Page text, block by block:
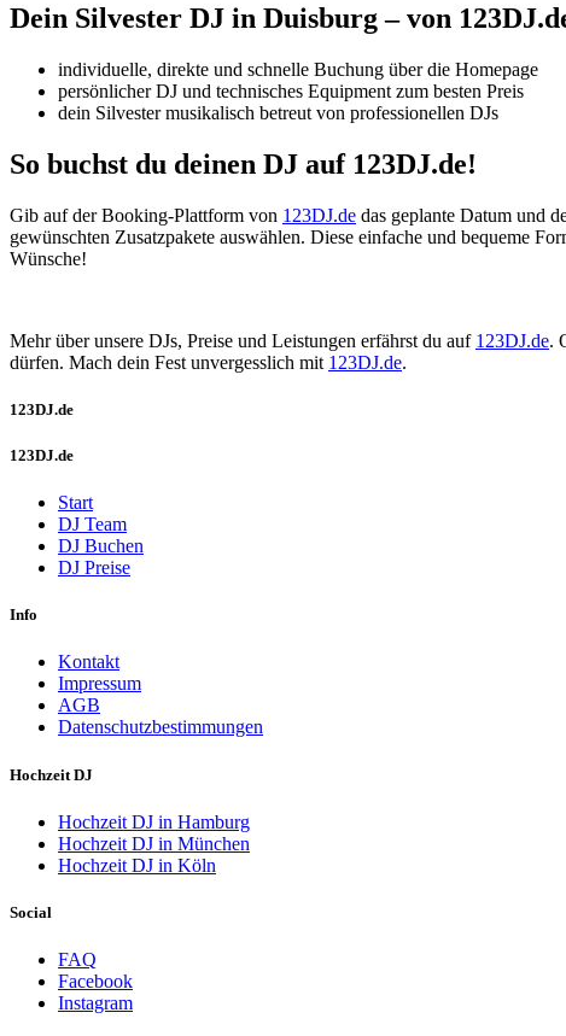
Dein Silvester DJ in Duisburg – von
individuelle, direkte und schnelle Buchung über die Homepage
persönlicher DJ und technisches Equipment zum besten Preis
dein Silvester musikalisch betreut von professionellen DJs
So buchst du deinen DJ auf 123DJ.de!
Gib auf der Booking-Plattform von 123DJ.de das geplante Datum und
gewünschten Zusatzpakete auswählen. Diese einfache und bequeme
Wünsche!
Mehr über unsere DJs, Preise und Leistungen erfährst du auf 123DJ.de.
dürfen. Mach dein Fest unvergesslich mit 123DJ.de.
123DJ.de
123DJ.de
Start
DJ Team
DJ Buchen
DJ Preise
Info
Kontakt
Impressum
AGB
Datenschutzbestimmungen
Hochzeit DJ
Hochzeit DJ in Hamburg
Hochzeit DJ in München
Hochzeit DJ in Köln
Social
FAQ
Facebook
Instagram